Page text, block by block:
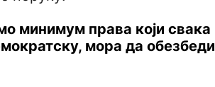
минимум права који свака
мора да обезбеди